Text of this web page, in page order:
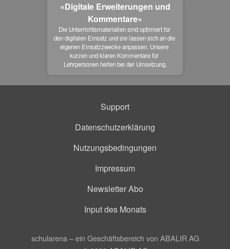
«Digitale Erweiterungen und
Kommentare»
Die Unterrichtsmaterialien sind optimiert für
den digitalen Einsatz und sie lassen sich an die
eigenen Einsatzzwecke anpassen. Unsere
kurzen und klaren Kommentare für
Lehrpersonen helfen bei der Umsetzung.
Support
Datenschutzerklärung
Nutzungsbedingungen
Impressum
Newsletter Abo
Input des Monats
schularena – ein Geschäftsbereich von ABALIR AG